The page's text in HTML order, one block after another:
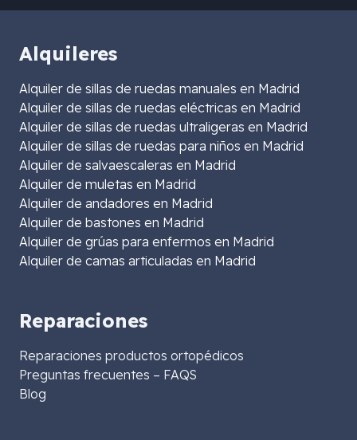
Alquileres
Alquiler de sillas de ruedas manuales en Madrid
Alquiler de sillas de ruedas eléctricas en Madrid
Alquiler de sillas de ruedas ultraligeras en Madrid
Alquiler de sillas de ruedas para niños en Madrid
Alquiler de salvaescaleras en Madrid
Alquiler de muletas en Madrid
Alquiler de andadores en Madrid
Alquiler de bastones en Madrid
Alquiler de grúas para enfermos en Madrid
Alquiler de camas articuladas en Madrid
Reparaciones
Reparaciones productos ortopédicos
Preguntas frecuentes – FAQS
Blog